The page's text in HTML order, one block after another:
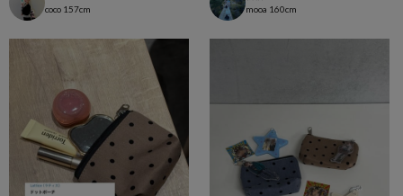
coco 157cm
mooa 160cm